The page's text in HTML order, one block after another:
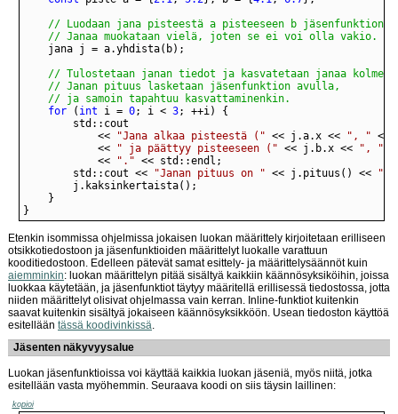
	// Janaa muokataan vielä, joten se ei voi olla vakio.
	// ja samoin tapahtuu kasvattaminenkin.
for ( int i = 0; i < 3
			<<
"Jana alkaa pisteestä (" << j.a.x << ", "
			<<
" ja päättyy pisteeseen (" << j.b.x << ", "
			<<
"."
		std::cout <<
"Janan pituus on " << j.pituus() <<
"."
}
Etenkin isommissa ohjelmissa jokaisen luokan määrittely kirjoitetaan erilliseen
otsikkotiedostoon ja jäsenfunktioiden määrittelyt luokalle varattuun
kooditiedostoon. Edelleen pätevät samat esittely- ja määrittelysäännöt kuin
aiemminkin: luokan määrittelyn pitää sisältyä kaikkiin käännösyksiköihin, joissa
luokkaa käytetään, ja jäsenfunktiot täytyy määritellä erillisessä tiedostossa, jotta
niiden määrittelyt olisivat ohjelmassa vain kerran. Inline-funktiot kuitenkin
saavat kuitenkin sisältyä jokaiseen käännösyksikköön. Usean tiedoston käyttöä
esitellään tässä koodivinkissä.
Jäsenten näkyvyysalue
Luokan jäsenfunktioissa voi käyttää kaikkia luokan jäseniä, myös niitä, jotka
esitellään vasta myöhemmin. Seuraava koodi on siis täysin laillinen:
kopioi